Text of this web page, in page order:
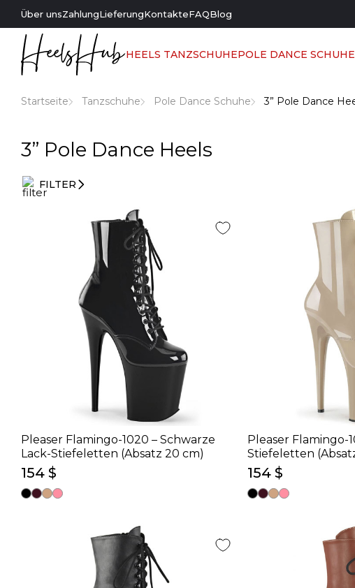
Über unsZahlungLieferungKontakteFAQBlog
HEELS TANZSCHUHEPOLE DANCE SCHUHE
Startseite Tanzschuhe Pole Dance Schuhe 3” Pole Dance
3” Pole Dance Heels
FILTER
Pleaser Flamingo-1020 – Schwarze
Lack-Stiefeletten (Absatz 20 cm)
154 $
Pleaser Flamingo-
Stiefeletten
154 $